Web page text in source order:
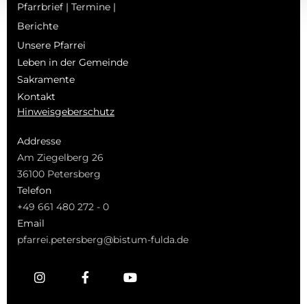
Pfarrbrief | Termine |
Berichte
Unsere Pfarrei
Leben in der Gemeinde
Sakramente
Kontakt
Hinweisgeberschutz
Addresse
Am Ziegelberg 26
36100 Petersberg
Telefon
+49 661 480 272 - 0
Email
pfarrei.petersberg@bistum-fulda.de